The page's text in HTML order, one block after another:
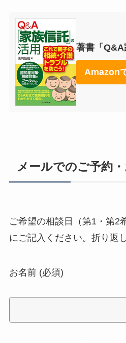
著書「Q&A
Amazon
メールでのご予約
ご希望の相談日（第1・第2
にご記入ください。折り返
お名前 (必須)